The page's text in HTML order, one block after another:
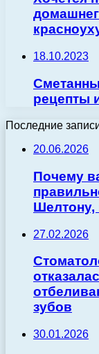
18.10.2023
рецепты
Последние
20.06.2026
Почему
Шелтону,
27.02.2026
зубов
30.01.2026